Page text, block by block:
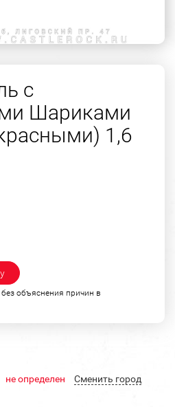
с
Шариками
1,6
объяснения причин в
не определен Cменить город